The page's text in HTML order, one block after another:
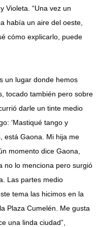
Violeta. “Una vez un
había un aire del oeste,
cómo explicarlo, puede
un lugar donde hemos
tocado también pero sobre
darle un tinte medio
‘Mastiqué tango y
está Gaona. Mi hija me
momento dice Gaona,
no lo menciona pero surgió
Las partes medio
tema las hicimos en la
Plaza Cumelén. Me gusta
una linda ciudad”,